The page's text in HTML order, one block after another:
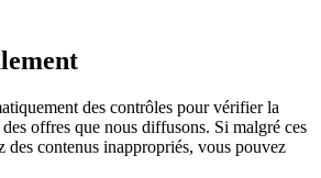
des contrôles pour vérifier la
offres que nous diffusons. Si malgré ces
des contenus inappropriés, vous pouvez